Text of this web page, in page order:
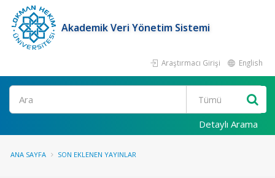
Akademik Veri Yönetim Sistemi
Araştırmacı Girişi English
Ara
Detaylı Arama
ANA SAYFA SON EKLENEN YAYINLAR